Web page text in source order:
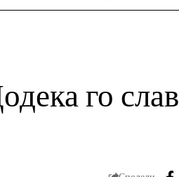
го